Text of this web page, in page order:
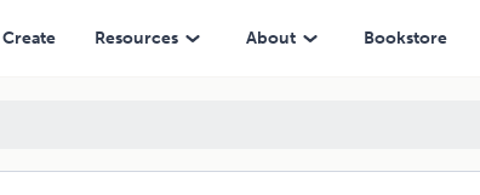
Create Resources About Bookstore